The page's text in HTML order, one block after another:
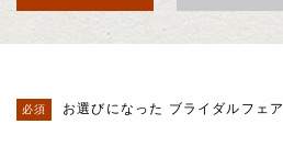
お選びになった ブライダルフェア